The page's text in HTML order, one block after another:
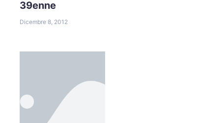
39enne
Dicembre 8, 2012